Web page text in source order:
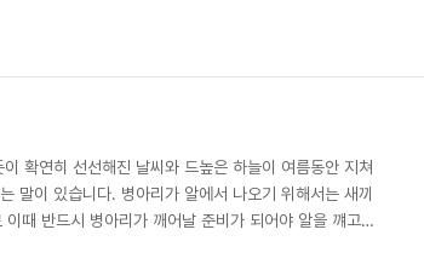
때문이다. 이것을 이해한다면 외부이 어떤 것도 진정으
확연히 선선해진 날씨와 드높은 하늘이 여름동안 지쳐
말이 있습니다. 병아리가 알에서 나오기 위해서는 새끼
때 반드시 병아리가 깨어날 준비가 되어야 알을 꺠고